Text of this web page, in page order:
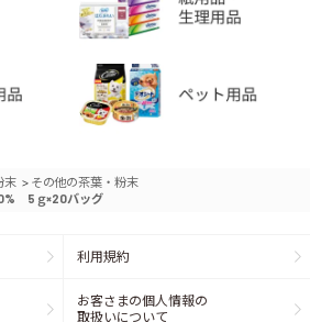
末 > その他の茶葉・粉末
5ｇ×20バッグ
利用規約
お客さまの個人情報の
取扱いについて